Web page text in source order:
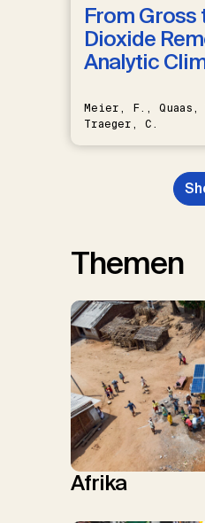
From Gross
Dioxide
Analytic
Meier, F.,
Traeger, C.
Themen
Afrika